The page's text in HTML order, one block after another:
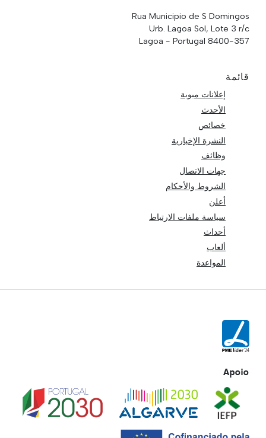
Rua Municipio de S Domingos
Urb. Lagoa Sol, Lote 3 r/c
8400-357 Lagoa - Portugal
قائمة
إعلانات مبوبة
الأحدث
خصائص
النشرة الإخبارية
وظائف
جهات الاتصال
الشروط والأحكام
أعلن
سياسة ملفات الارتباط
أحداث
ألعاب
المواعدة
Apoio